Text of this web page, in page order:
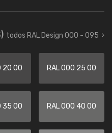
todos RAL Design 000 - 095
20 00 RAL 000 25 00
35 00 RAL 000 40 00